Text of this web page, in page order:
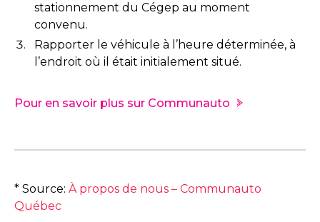
stationnement du Cégep au moment
convenu.
Rapporter le véhicule à l’heure déterminée, à
l’endroit où il était initialement situé.
Pour en savoir plus sur Communauto
* Source: À propos de nous – Communauto
Québec